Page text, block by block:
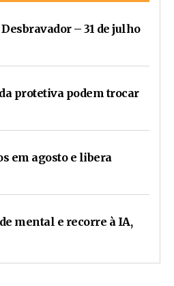
– 31 de julho
protetiva podem trocar
em agosto e libera
mental e recorre à IA,